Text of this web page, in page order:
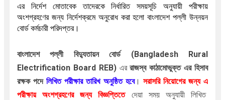
এর নির্দেশ মোতাবেক তাদেরকে নির্ধারিত সময়সূচি অনুযায়ী পরীক্ষায়
অংশগ্রহণের জন্য নির্দেশক্রমে অনুরোধ করা হলো বাংলাদেশ পল্লী উন্নয়ন
বোর্ড কর্মচারী পরিদপ্তর।
বাংলাদেশ পল্লী বিদ্যুতায়ন বোর্ড(Bangladesh Rural
Electrification Board REB)এররাজস্ব কাঠামোভুক্তএরহিসাব
রক্ষকপদে লিখিত পরীক্ষার তারিখ অনুষ্ঠিত হবে। সরাসরি নিয়োগের জন্য এ
পরীক্ষায় অংশগ্রহণের জন্য বিজ্ঞপ্তিতে দেয়া সময় অনুযায়ী লিখিত